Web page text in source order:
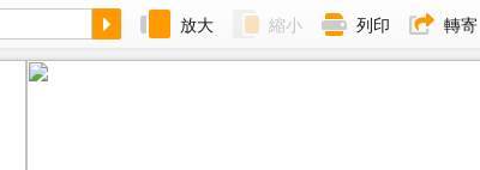
放大 縮小 列印 轉寄